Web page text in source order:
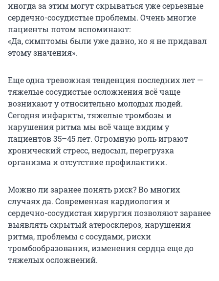
иногда за этим могут скрываться уже серьезные
сердечно-сосудистые проблемы. Очень многие
пациенты потом вспоминают:
«Да, симптомы были уже давно, но я не придавал
этому значения».
Еще одна тревожная тенденция последних лет —
тяжелые сосудистые осложнения всё чаще
возникают у относительно молодых людей.
Сегодня инфаркты, тяжелые тромбозы и
нарушения ритма мы всё чаще видим у
пациентов 35–45 лет. Огромную роль играют
хронический стресс, недосып, перегрузка
организма и отсутствие профилактики.
Можно ли заранее понять риск? Во многих
случаях да. Современная кардиология и
сердечно-сосудистая хирургия позволяют заранее
выявлять скрытый атеросклероз, нарушения
ритма, проблемы с сосудами, риски
тромбообразования, изменения сердца еще до
тяжелых осложнений.